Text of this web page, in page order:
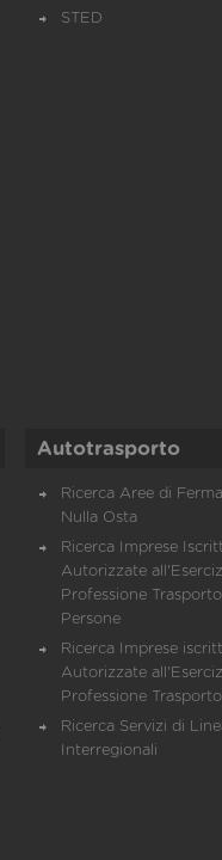
STED
Autotrasporto
Ricerca Aree di
Nulla Osta
Ricerca Imprese
Autorizzate
Professione Trasporto
Persone
Ricerca Imprese
Autorizzate
Professione
Ricerca Servizi di
Interregionali